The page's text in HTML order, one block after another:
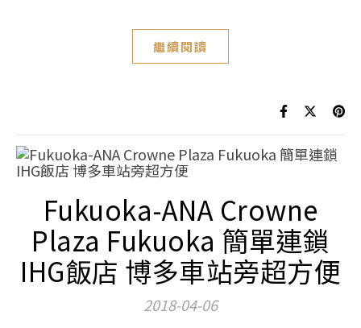
繼續閱讀
Fukuoka-ANA Crowne
Plaza Fukuoka 簡單連鎖
IHG飯店 博多車站旁超方便
2018-04-06